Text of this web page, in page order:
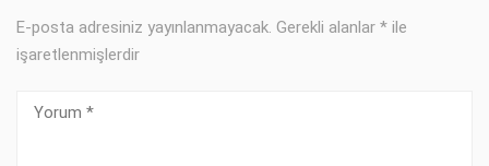
E-posta adresiniz yayınlanmayacak. Gerekli alanlar * ile
işaretlenmişlerdir